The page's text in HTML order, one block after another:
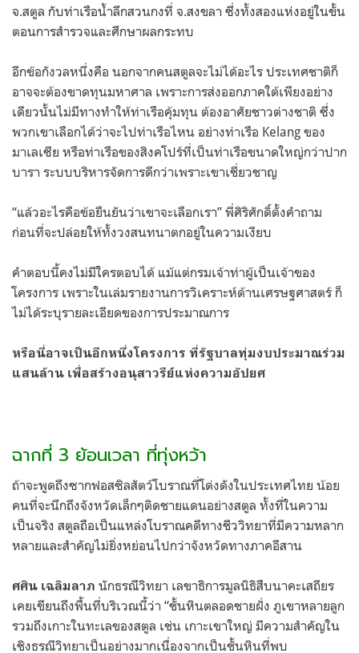
จ.สตูล กับท่าเรือน้ำลึกสวนกงที่ จ.สงขลา ซึ่งทั้งสองแห่งอยู่ในขั้น
ตอนการสำรวจและศึกษาผลกระทบ
อีกข้อกังวลหนึ่งคือ นอกจากคนสตูลจะไม่ได้อะไร ประเทศชาติก็
อาจจะต้องขาดทุนมหาศาล เพราะการส่งออกภาคใต้เพียงอย่าง
เดียวนั้นไม่มีทางทำให้ท่าเรือคุ้มทุน ต้องอาศัยชาวต่างชาติ ซึ่ง
พวกเขาเลือกได้ว่าจะไปท่าเรือไหน อย่างท่าเรือ Kelang ของ
มาเลเซีย หรือท่าเรือของสิงคโปร์ที่เป็นท่าเรือขนาดใหญ่กว่าปาก
บารา ระบบบริหารจัดการดีกว่าเพราะเขาเชี่ยวชาญ
“แล้วอะไรคือข้อยืนยันว่าเขาจะเลือกเรา” พี่ศิริศักดิ์ตั้งคำถาม
ก่อนที่จะปล่อยให้ทั้งวงสนทนาตกอยู่ในความเงียบ
คำตอบนี้คงไม่มีใครตอบได้ แม้แต่กรมเจ้าท่าผู้เป็นเจ้าของ
โครงการ เพราะในเล่มรายงานการวิเคราะห์ด้านเศรษฐศาสตร์ ก็
ไม่ได้ระบุรายละเอียดของการประมาณการ
หรือนี่อาจเป็นอีกหนึ่งโครงการ ที่รัฐบาลทุ่มงบประมาณร่วม
แสนล้าน เพื่อสร้างอนุสาวรีย์แห่งความอัปยศ
ฉากที่ 3 ย้อนเวลา ที่ทุ่งหว้า
ถ้าจะพูดถึงซากฟอสซิลสัตว์โบราณที่โด่งดังในประเทศไทย น้อย
คนที่จะนึกถึงจังหวัดเล็กๆติดชายแดนอย่างสตูล ทั้งที่ในความ
เป็นจริง สตูลถือเป็นแหล่งโบราณคดีทางชีววิทยาที่มีความหลาก
หลายและสำคัญไม่ยิ่งหย่อนไปกว่าจังหวัดทางภาคอีสาน
ศศิน เฉลิมลาภ นักธรณีวิทยา เลขาธิการมูลนิธิสืบนาคะเสถียร
เคยเขียนถึงพื้นที่บริเวณนี้ว่า “ชั้นหินตลอดชายฝั่ง ภูเขาหลายลูก
รวมถึงเกาะในทะเลของสตูล เช่น เกาะเขาใหญ่ มีความสำคัญใน
เชิงธรณีวิทยาเป็นอย่างมากเนื่องจากเป็นชั้นหินที่พบ